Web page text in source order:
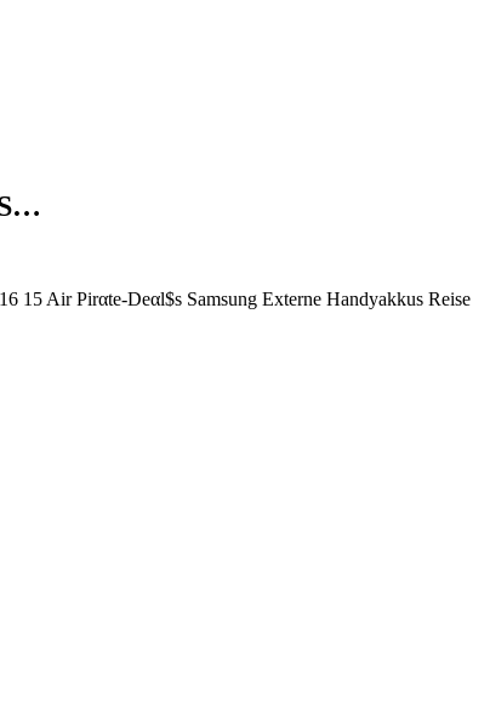
Air Pirαtе-Dеαl$s Samsung Externe Handyakkus Reise